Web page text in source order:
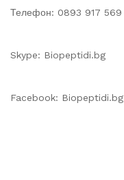
Телефон: 0893 917 569
Skype: Biopeptidi.bg
Facebook: Biopeptidi.bg